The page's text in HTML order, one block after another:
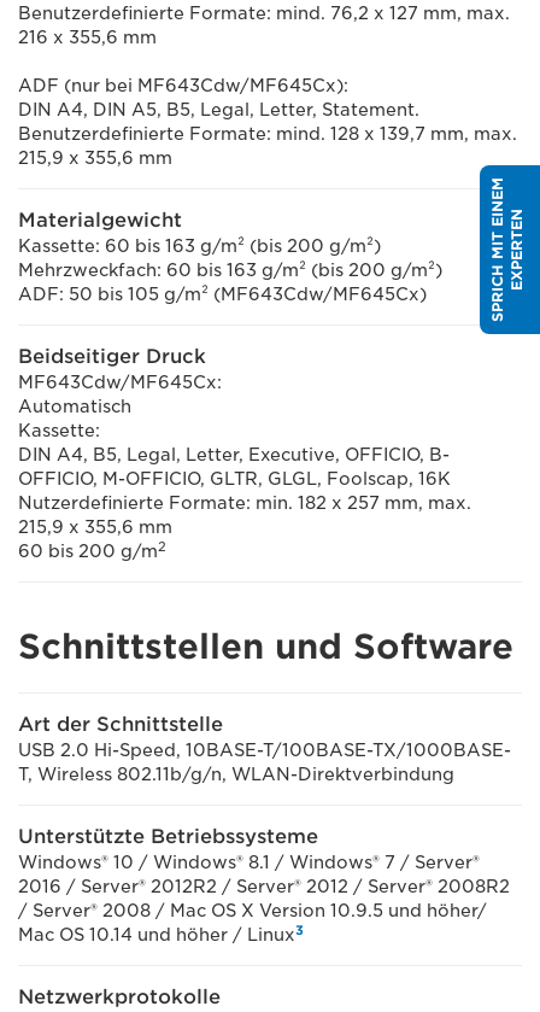
Benutzerdefinierte Formate: mind. 76,2 x 127 mm, max.
216 x 355,6 mm
ADF (nur bei MF643Cdw/MF645Cx):
DIN A4, DIN A5, B5, Legal, Letter, Statement.
Benutzerdefinierte Formate: mind. 128 x 139,7 mm, max.
215,9 x 355,6 mm
Materialgewicht
Kassette: 60 bis 163 g/m² (bis 200 g/m²)
Mehrzweckfach: 60 bis 163 g/m² (bis 200 g/m²)
ADF: 50 bis 105 g/m² (MF643Cdw/MF645Cx)
Beidseitiger Druck
MF643Cdw/MF645Cx:
Automatisch
Kassette:
DIN A4, B5, Legal, Letter, Executive, OFFICIO, B-
OFFICIO, M-OFFICIO, GLTR, GLGL, Foolscap, 16K
Nutzerdefinierte Formate: min. 182 x 257 mm, max.
215,9 x 355,6 mm
60 bis 200 g/m2
Schnittstellen und Software
Art der Schnittstelle
USB 2.0 Hi-Speed, 10BASE-T/100BASE-TX/1000BASE-
T, Wireless 802.11b/g/n, WLAN-Direktverbindung
Unterstützte Betriebssysteme
Windows® 10 / Windows® 8.1 / Windows® 7 / Server®
2016 / Server® 2012R2 / Server® 2012 / Server® 2008R2
/ Server® 2008 / Mac OS X Version 10.9.5 und höher/
Mac OS 10.14 und höher / Linux3
Netzwerkprotokolle
S
P
R
I
C
H
M
I
T
E
I
N
E
M
E
X
P
E
R
T
EN